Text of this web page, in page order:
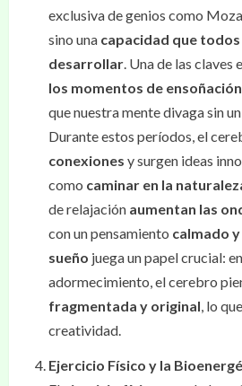
exclusiva de genios como
sino una capacidad que
desarrollar. Una de las claves
los momentos de ensoñación
que nuestra mente divaga sin
Durante estos períodos, el
conexiones y surgen ideas
como caminar en la
de relajación aumentan las
con un pensamiento calmado
sueño juega un papel crucial:
adormecimiento, el cerebro
fragmentada y original, lo
creatividad.
Ejercicio Físico y la